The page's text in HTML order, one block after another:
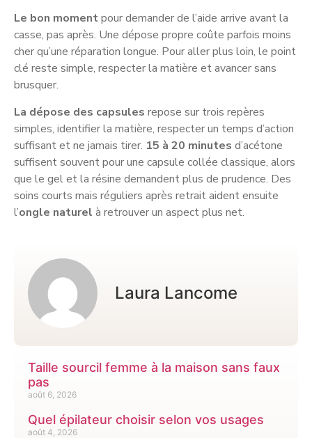
Laura Lancome
Taille sourcil femme à la maison sans faux
pas
août 6, 2026
Quel épilateur choisir selon vos usages
août 4, 2026
Le bon momentpour demander de l’aide arrive avant la
casse, pas après. Une dépose propre coûte parfois moins
cher qu’une réparation longue. Pour aller plus loin, le point
clé reste simple, respecter la matière et avancer sans
brusquer.
La dépose des capsules repose sur trois repères
simples, identifier la matière, respecter un temps d’action
suffisant et ne jamais tirer. 15 à 20 minutes d’acétone
suffisent souvent pour une capsule collée classique, alors
que le gel et la résine demandent plus de prudence. Des
soins courts mais réguliers après retrait aident ensuite
l’ongle naturel à retrouver un aspect plus net.